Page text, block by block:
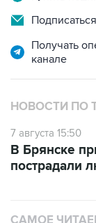
Получать
канале
НОВОСТИ ПО
7 августа 15:50
В Брянске
пострадали